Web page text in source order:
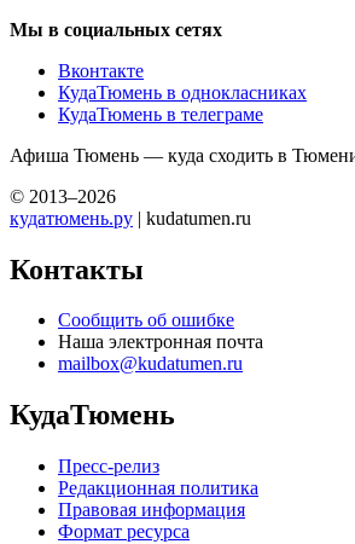
Мы в социальных сетях
Вконтакте
КудаТюмень в однокласниках
КудаТюмень в телеграме
Афиша Тюмень — куда сходить в
© 2013–2026
кудатюмень.ру | kudatumen.ru
Контакты
Сообщить об ошибке
Наша электронная почта
mailbox@kudatumen.ru
КудаТюмень
Пресс-релиз
Редакционная политика
Правовая информация
Формат ресурса